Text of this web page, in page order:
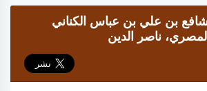
بن علي بن عباس الكناني
ناصر الدين